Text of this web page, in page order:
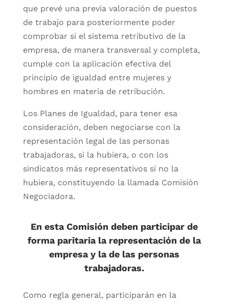
que prevé una previa valoración de puestos
de trabajo para posteriormente poder
comprobar si el sistema retributivo de la
empresa, de manera transversal y completa,
cumple con la aplicación efectiva del
principio de igualdad entre mujeres y
hombres en materia de retribución.
Los Planes de Igualdad, para tener esa
consideración, deben negociarse con la
representación legal de las personas
trabajadoras, si la hubiera, o con los
sindicatos más representativos si no la
hubiera, constituyendo la llamada Comisión
Negociadora.
En esta Comisión deben participar de
forma paritaria la representación de la
empresa y la de las personas
trabajadoras.
Como regla general, participarán en la